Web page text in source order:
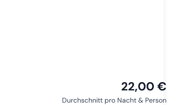
22,00 €
Durchschnitt pro Nacht & Person